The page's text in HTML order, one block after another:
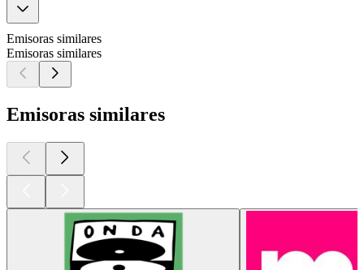
Emisoras similares
Emisoras similares
Emisoras similares